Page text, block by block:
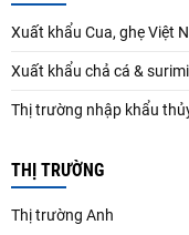
Xuất khẩu Cua, ghẹ Việt
Xuất khẩu chả cá &
Thị trường nhập khẩu
THỊ TRƯỜNG
Thị trường Anh